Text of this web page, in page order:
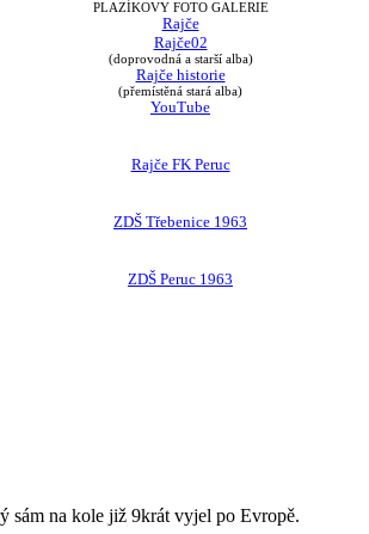
PLAZÍKOVY FOTO GALERIE
Rajče
Rajče02
(doprovodná a starší alba)
Rajče historie
(přemístěná stará alba)
YouTube
Rajče FK Peruc
ZDŠ Třebenice 1963
ZDŠ Peruc 1963
sám na kole již 9krát vyjel po Evropě.